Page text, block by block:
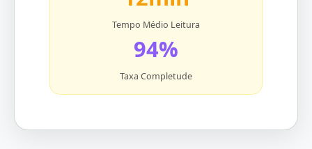
Tempo Médio Leitura
94%
Taxa Completude